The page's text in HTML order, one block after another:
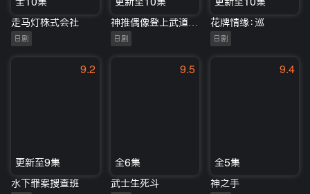
走马灯株式会社
日剧 日剧
花牌情缘：巡
日剧
9.2
更新至9集
水下罪案搜查班
9.5
全6集
武士生死斗
9.4
全5集
神之手